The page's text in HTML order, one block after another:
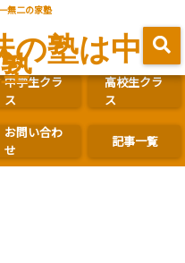
無二の家塾
の塾は中
中学生クラ
ス
高校生クラ
ス
お問い合わ
せ
記事一覧